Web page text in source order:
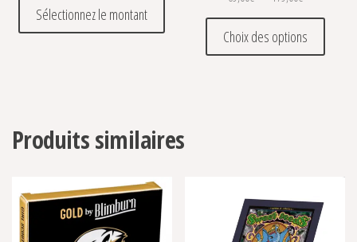
Sélectionnez le montant
Choix des options
Ce
Produits similaires